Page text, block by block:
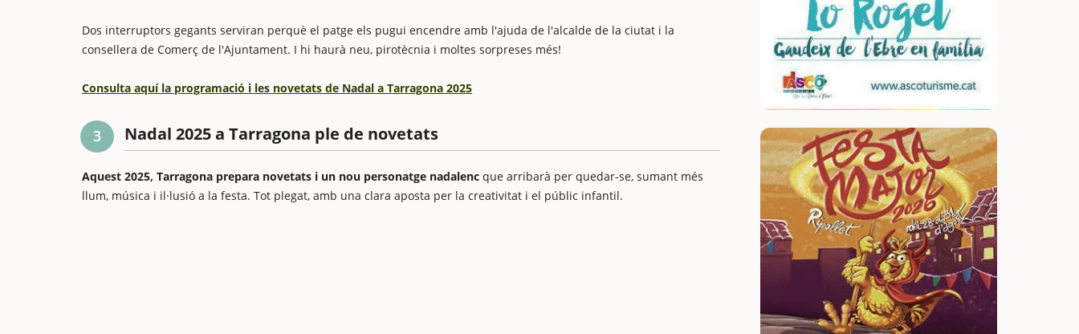
Dos interruptors gegants serviran perquè el patge els pugui encendre amb l'ajuda de l'alcalde de la ciutat i la
consellera de Comerç de l'Ajuntament. I hi haurà neu, pirotècnia i moltes sorpreses més!
Consulta aquí la programació i les novetats de Nadal a Tarragona 2025
3 Nadal 2025 a Tarragona ple de novetats
Aquest 2025, Tarragona prepara novetats i un nou personatge nadalenc que arribarà per quedar-se, sumant més
llum, música i il·lusió a la festa. Tot plegat, amb una clara aposta per la creativitat i el públic infantil.